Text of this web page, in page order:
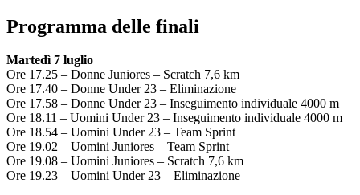
Programma delle finali
Martedì 7 luglio
Ore 17.25 – Donne Juniores – Scratch 7,6 km
Ore 17.40 – Donne Under 23 – Eliminazione
Ore 17.58 – Donne Under 23 – Inseguimento individuale 4000 m
Ore 18.11 – Uomini Under 23 – Inseguimento individuale 4000 m
Ore 18.54 – Uomini Under 23 – Team Sprint
Ore 19.02 – Uomini Juniores – Team Sprint
Ore 19.08 – Uomini Juniores – Scratch 7,6 km
Ore 19.23 – Uomini Under 23 – Eliminazione